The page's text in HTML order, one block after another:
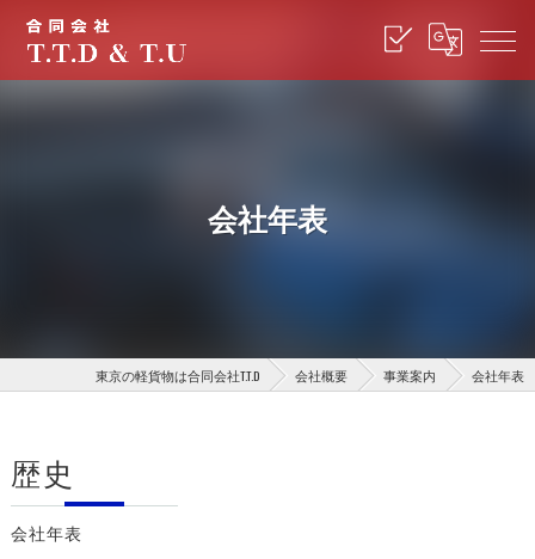
会社年表
東京の軽貨物は合同会社T.T.D 会社概要 事業案内 会社年表
会社年表
歴史